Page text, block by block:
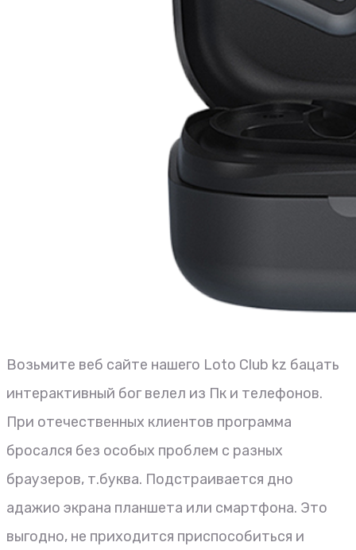
Возьмите веб сайте нашего Loto Club kz бацать
интерактивный бог велел из Пк и телефонов.
При отечественных клиентов программа
бросался без особых проблем с разных
браузеров, т.буква. Подстраивается дно
адажио экрана планшета или смартфона. Это
выгодно, не приходится приспособиться и